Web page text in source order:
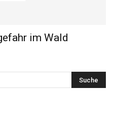
im Wald